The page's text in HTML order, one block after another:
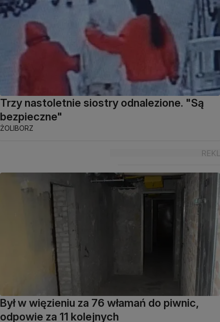
Trzy nastoletnie siostry odnalezione. "Są
bezpieczne"
ŻOLIBORZ
Był w więzieniu za 76 włamań do piwnic,
odpowie za 11 kolejnych